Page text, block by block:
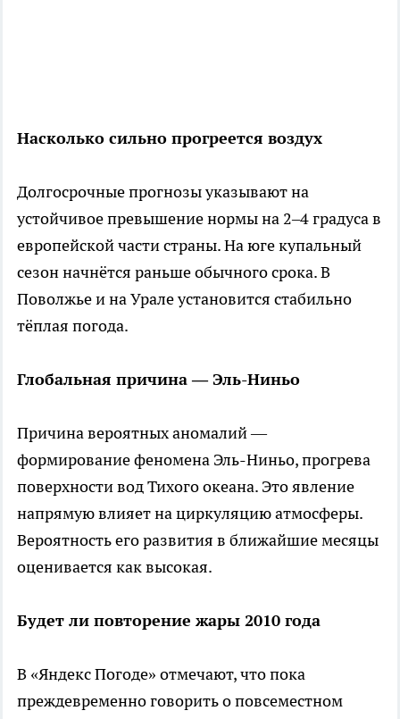
Насколько сильно прогреется воздух
Долгосрочные прогнозы указывают на
устойчивое превышение нормы на 2–4 градуса в
европейской части страны. На юге купальный
сезон начнётся раньше обычного срока. В
Поволжье и на Урале установится стабильно
тёплая погода.
Глобальная причина — Эль-Ниньо
Причина вероятных аномалий —
формирование феномена Эль-Ниньо, прогрева
поверхности вод Тихого океана. Это явление
напрямую влияет на циркуляцию атмосферы.
Вероятность его развития в ближайшие месяцы
оценивается как высокая.
Будет ли повторение жары 2010 года
В «Яндекс Погоде» отмечают, что пока
преждевременно говорить о повсеместном